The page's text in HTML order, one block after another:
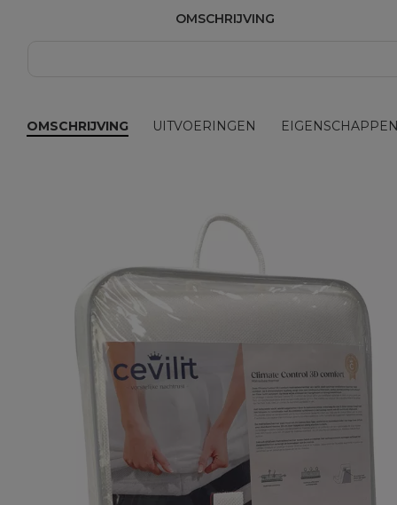
OMSCHRIJVING
OMSCHRIJVING UITVOERINGEN